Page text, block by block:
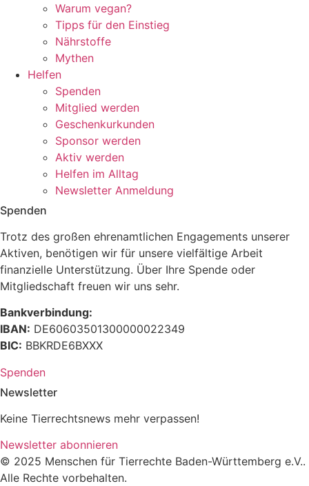
Warum vegan?
Tipps für den Einstieg
Nährstoffe
Mythen
Helfen
Spenden
Mitglied werden
Geschenkurkunden
Sponsor werden
Aktiv werden
Helfen im Alltag
Newsletter Anmeldung
Spenden
Trotz des großen ehrenamtlichen Engagements unserer
Aktiven, benötigen wir für unsere vielfältige Arbeit
finanzielle Unterstützung. Über Ihre Spende oder
Mitgliedschaft freuen wir uns sehr.
Bankverbindung:
IBAN: DE60603501300000022349
BIC: BBKRDE6BXXX
Spenden
Newsletter
Keine Tierrechtsnews mehr verpassen!
Newsletter abonnieren
© 2025 Menschen für Tierrechte Baden-Württemberg e.V..
Alle Rechte vorbehalten.